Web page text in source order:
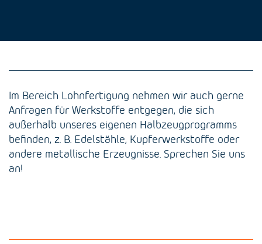
Im Bereich Lohnfertigung nehmen wir auch gerne
Anfragen für Werkstoffe entgegen, die sich
außerhalb unseres eigenen Halbzeugprogramms
befinden, z. B. Edelstähle, Kupferwerkstoffe oder
andere metallische Erzeugnisse. Sprechen Sie uns
an!